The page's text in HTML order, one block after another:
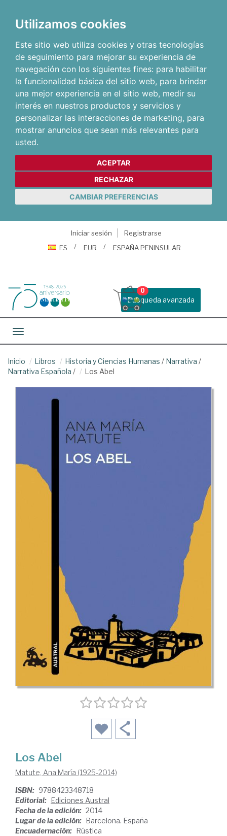
Utilizamos cookies
Este sitio web utiliza cookies y otras tecnologías
de seguimiento para mejorar su experiencia de
navegación con los siguientes fines: para habilitar
la funcionalidad básica del sitio web, para brindar
una mejor experiencia en el sitio web, medir su
interés en nuestros productos y servicios y
personalizar las interacciones de marketing, para
mostrar anuncios que sean más relevantes para
usted.
ACEPTAR
RECHAZAR
CAMBIAR PREFERENCIAS
Iniciar sesión
Registrarse
ES
EUR ESPAÑA PENINSULAR
Busqueda avanzada
0
Toggle navigation
Inicio Libros Historia y Ciencias Humanas / Narrativa /
Narrativa Española / Los Abel
Los Abel
Matute, Ana María (1925-2014)
ISBN: 9788423348718
Editorial: Ediciones Austral
Fecha de la edición: 2014
Lugar de la edición: Barcelona. España
Encuadernación: Rústica